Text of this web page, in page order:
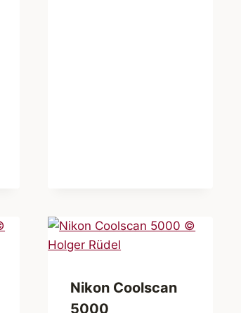
Nikon Coolscan
5000